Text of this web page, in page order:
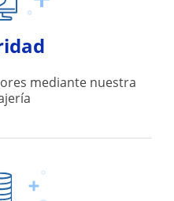
mediante nuestra